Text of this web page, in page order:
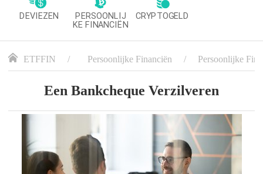
DEVIEZEN PERSOONLIJ
KE FINANCIËN
CRYPTOGELD
ETFFIN Persoonlijke Financiën Persoonlijke
Een Bankcheque Verzilveren